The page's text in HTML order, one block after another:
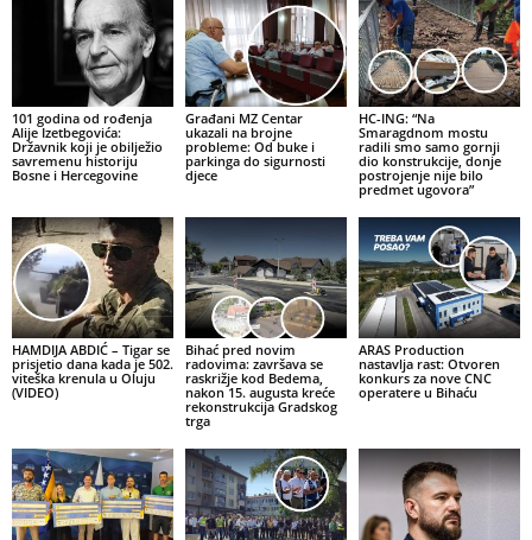
101 godina od rođenja
Alije Izetbegovića:
Državnik koji je obilježio
savremenu historiju
Bosne i Hercegovine
Građani MZ Centar
ukazali na brojne
probleme: Od buke i
parkinga do sigurnosti
djece
HC-ING: “Na
Smaragdnom mostu
radili smo samo gornji
dio konstrukcije, donje
postrojenje nije bilo
predmet ugovora”
HAMDIJA ABDIĆ – Tigar se
prisjetio dana kada je 502.
viteška krenula u Oluju
(VIDEO)
Bihać pred novim
radovima: završava se
raskrižje kod Bedema,
nakon 15. augusta kreće
rekonstrukcija Gradskog
trga
ARAS Production
nastavlja rast: Otvoren
konkurs za nove CNC
operatere u Bihaću